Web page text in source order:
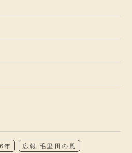
年
広報 毛里田の風